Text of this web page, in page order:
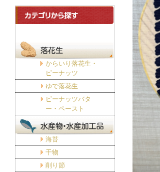
からいり落花生・
ピーナッツ
ゆで落花生
ピーナッツバタ
ー・ペースト
海苔
干物
削り節